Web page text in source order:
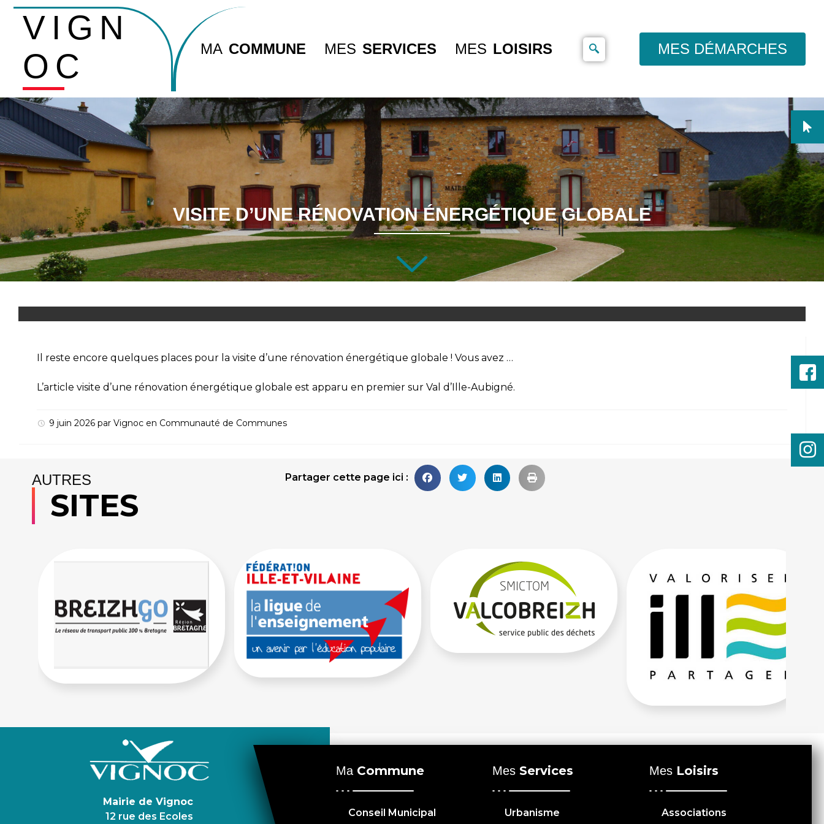
VIGN
OC
MA COMMUNE MES SERVICES MES LOISIRS MES DÉMARCHES
VISITE D’UNE RÉNOVATION ÉNERGÉTIQUE GLOBALE
Il reste encore quelques places pour la visite d’une rénovation énergétique globale ! Vous avez …
L’article visite d’une rénovation énergétique globale est apparu en premier sur Val d’Ille-Aubigné.
9 juin 2026 par Vignoc en Communauté de Communes
Partager cette page ici :
AUTRES
SITES
Mairie de Vignoc
12 rue des Ecoles
Ma Commune
Conseil Municipal
MesServices
Urbanisme
Mes Loisirs
Associations